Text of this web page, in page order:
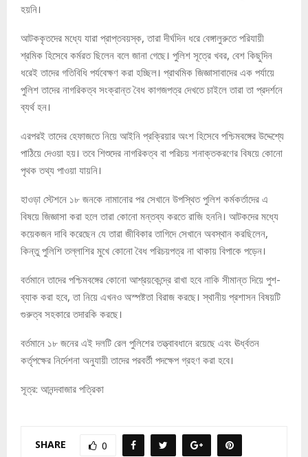
হয়নি।
আটককৃতদের মধ্যে যারা প্রাপ্তবয়স্ক, তারা দীর্ঘদিন ধরে বেঙ্গালুরুতে পরিযায়ী
শ্রমিক হিসেবে কর্মরত ছিলেন বলে জানা গেছে। পুলিশ সূত্রে খবর, বেশ কিছুদিন
ধরেই তাদের গতিবিধি পর্যবেক্ষণ করা হচ্ছিল। প্রাথমিক জিজ্ঞাসাবাদের এক পর্যায়ে
পুলিশ তাদের নাগরিকত্ব সংক্রান্ত বৈধ কাগজপত্র দেখতে চাইলে তারা তা প্রদর্শনে
ব্যর্থ হন।
এরপরই তাদের হেফাজতে নিয়ে আইনি প্রক্রিয়ার অংশ হিসেবে পশ্চিমবঙ্গের উদ্দেশ্যে
পাঠিয়ে দেওয়া হয়। তবে শিশুদের নাগরিকত্ব বা পরিচয় শনাক্তকরণের বিষয়ে কোনো
পৃথক তথ্য পাওয়া যায়নি।
হাওড়া স্টেশনে ১৮ জনকে নামানোর পর সেখানে উপস্থিত পুলিশ কর্মকর্তাদের এ
বিষয়ে জিজ্ঞাসা করা হলে তারা কোনো মন্তব্য করতে রাজি হননি। আটকদের মধ্যে
কয়েকজন দাবি করেছেন যে তারা জীবিকার তাগিদে সেখানে অবস্থান করছিলেন,
কিন্তু পুলিশি তল্লাশির মুখে কোনো বৈধ পরিচয়পত্র না থাকায় বিপাকে পড়েন।
বর্তমানে তাদের পশ্চিমবঙ্গের কোনো আশ্রয়কেন্দ্রে রাখা হবে নাকি সীমান্ত দিয়ে পুশ-
ব্যাক করা হবে, তা নিয়ে এখনও অস্পষ্টতা বিরাজ করছে। স্থানীয় প্রশাসন বিষয়টি
গুরুত্ব সহকারে তদারকি করছে।
বর্তমানে ১৮ জনের এই দলটি রেল পুলিশের তত্ত্বাবধানে রয়েছে এবং ঊর্ধ্বতন
কর্তৃপক্ষের নির্দেশনা অনুযায়ী তাদের পরবর্তী পদক্ষেপ গ্রহণ করা হবে।
সূত্র: আনন্দবাজার পত্রিকা
SHARE 0